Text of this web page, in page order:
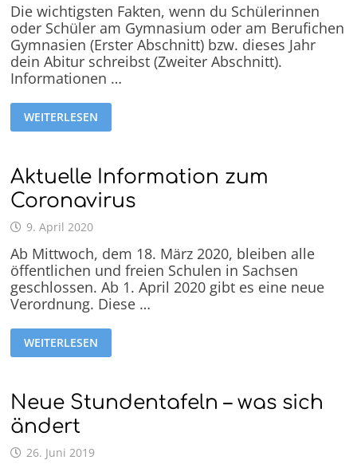
Die wichtigsten Fakten, wenn du Schülerinnen
oder Schüler am Gymnasium oder am Berufichen
Gymnasien (Erster Abschnitt) bzw. dieses Jahr
dein Abitur schreibst (Zweiter Abschnitt).
Informationen …
WEITERLESEN
Aktuelle Information zum
Coronavirus
9. April 2020
Ab Mittwoch, dem 18. März 2020, bleiben alle
öffentlichen und freien Schulen in Sachsen
geschlossen. Ab 1. April 2020 gibt es eine neue
Verordnung. Diese …
WEITERLESEN
Neue Stundentafeln – was sich
ändert
26. Juni 2019